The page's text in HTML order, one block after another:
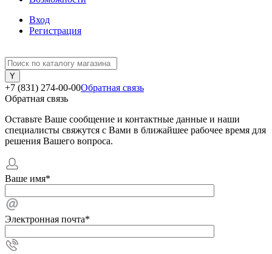
Вход
Регистрация
+7 (831) 274-00-00Обратная связь
Обратная связь
Оставьте Ваше сообщение и контактные данные и наши
специалисты свяжутся с Вами в ближайшее рабочее время для
решения Вашего вопроса.
Ваше имя*
Электронная почта*